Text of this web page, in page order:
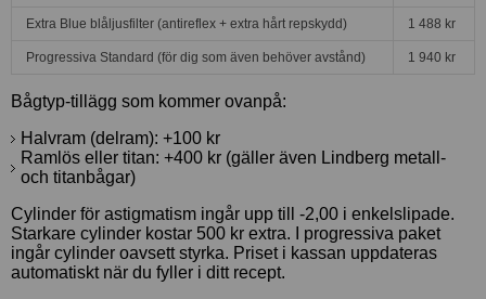
Extra Blue blåljusfilter (antireflex + extra hårt repskydd) 1 488 kr
Progressiva Standard (för dig som även behöver avstånd) 1 940 kr
Bågtyp-tillägg som kommer ovanpå:
Halvram (delram): +100 kr
Ramlös eller titan: +400 kr (gäller även Lindberg metall-
och titanbågar)
Cylinder för astigmatism ingår upp till -2,00 i enkelslipade.
Starkare cylinder kostar 500 kr extra. I progressiva paket
ingår cylinder oavsett styrka. Priset i kassan uppdateras
automatiskt när du fyller i ditt recept.